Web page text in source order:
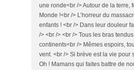
une ronde<br /> Autour de la terre,
Monde !<br /> L’horreur du
enfants ! <br /> Dans leur douleur
/> <br /> <br /> Tous les bras
continents<br /> Mêmes espoirs,
vent. <br /> Si brève est la vie pour
Oh ! Mamans qui faites battre de